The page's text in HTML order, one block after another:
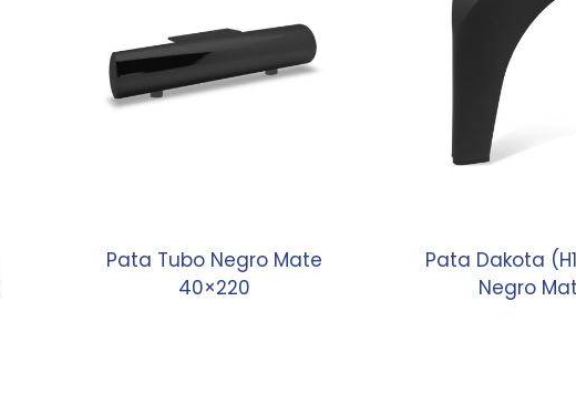
Pata Tubo Negro Mate
40×220
Pata Dakota
Negro